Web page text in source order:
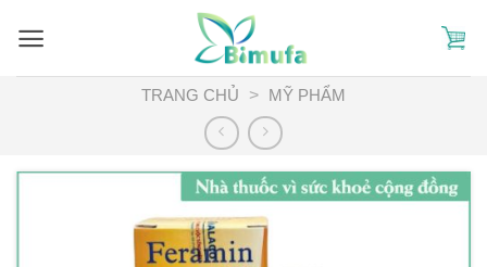
TRANG CHỦ
> MỸ PHẨM